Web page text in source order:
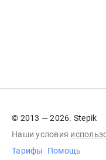
© 2013 — 2026. Stepik
Наши условия
Тарифы
Помощь